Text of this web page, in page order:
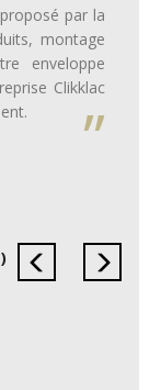
par la
montage
enveloppe
Clikklac
Previous